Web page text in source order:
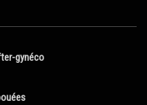
gynéco